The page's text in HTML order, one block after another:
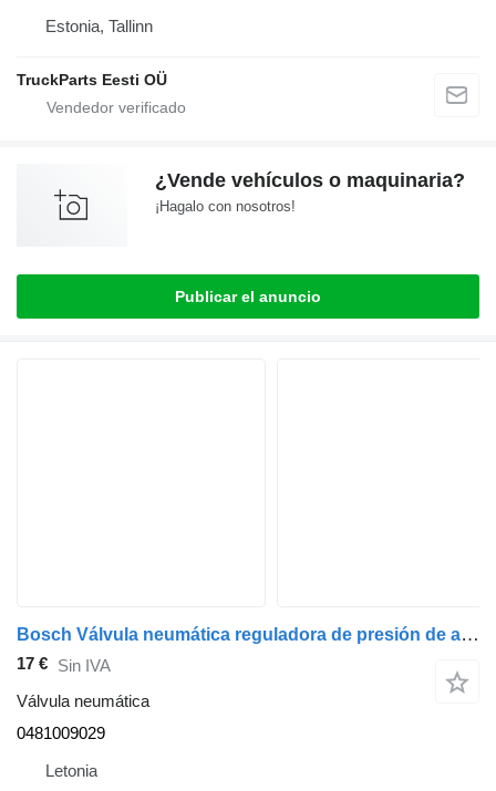
Estonia, Tallinn
TruckParts Eesti OÜ
¿Vende vehículos o maquinaria?
¡Hagalo con nosotros!
Publicar el anuncio
Bosch Válvula neumática reguladora de presión de aire 0481009029 para Scania autobús
17 € Sin IVA
Válvula neumática
0481009029
Letonia